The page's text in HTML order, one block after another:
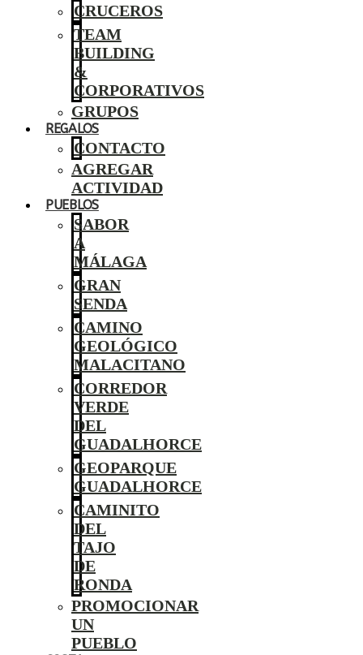
CRUCEROS
TEAM
BUILDING
&
CORPORATIVOS
GRUPOS
REGALOS
CONTACTO
AGREGAR
ACTIVIDAD
PUEBLOS
SABOR
A
MÁLAGA
GRAN
SENDA
CAMINO
GEOLÓGICO
MALACITANO
CORREDOR
VERDE
DEL
GUADALHORCE
GEOPARQUE
GUADALHORCE
CAMINITO
DEL
TAJO
DE
RONDA
PROMOCIONAR
UN
PUEBLO